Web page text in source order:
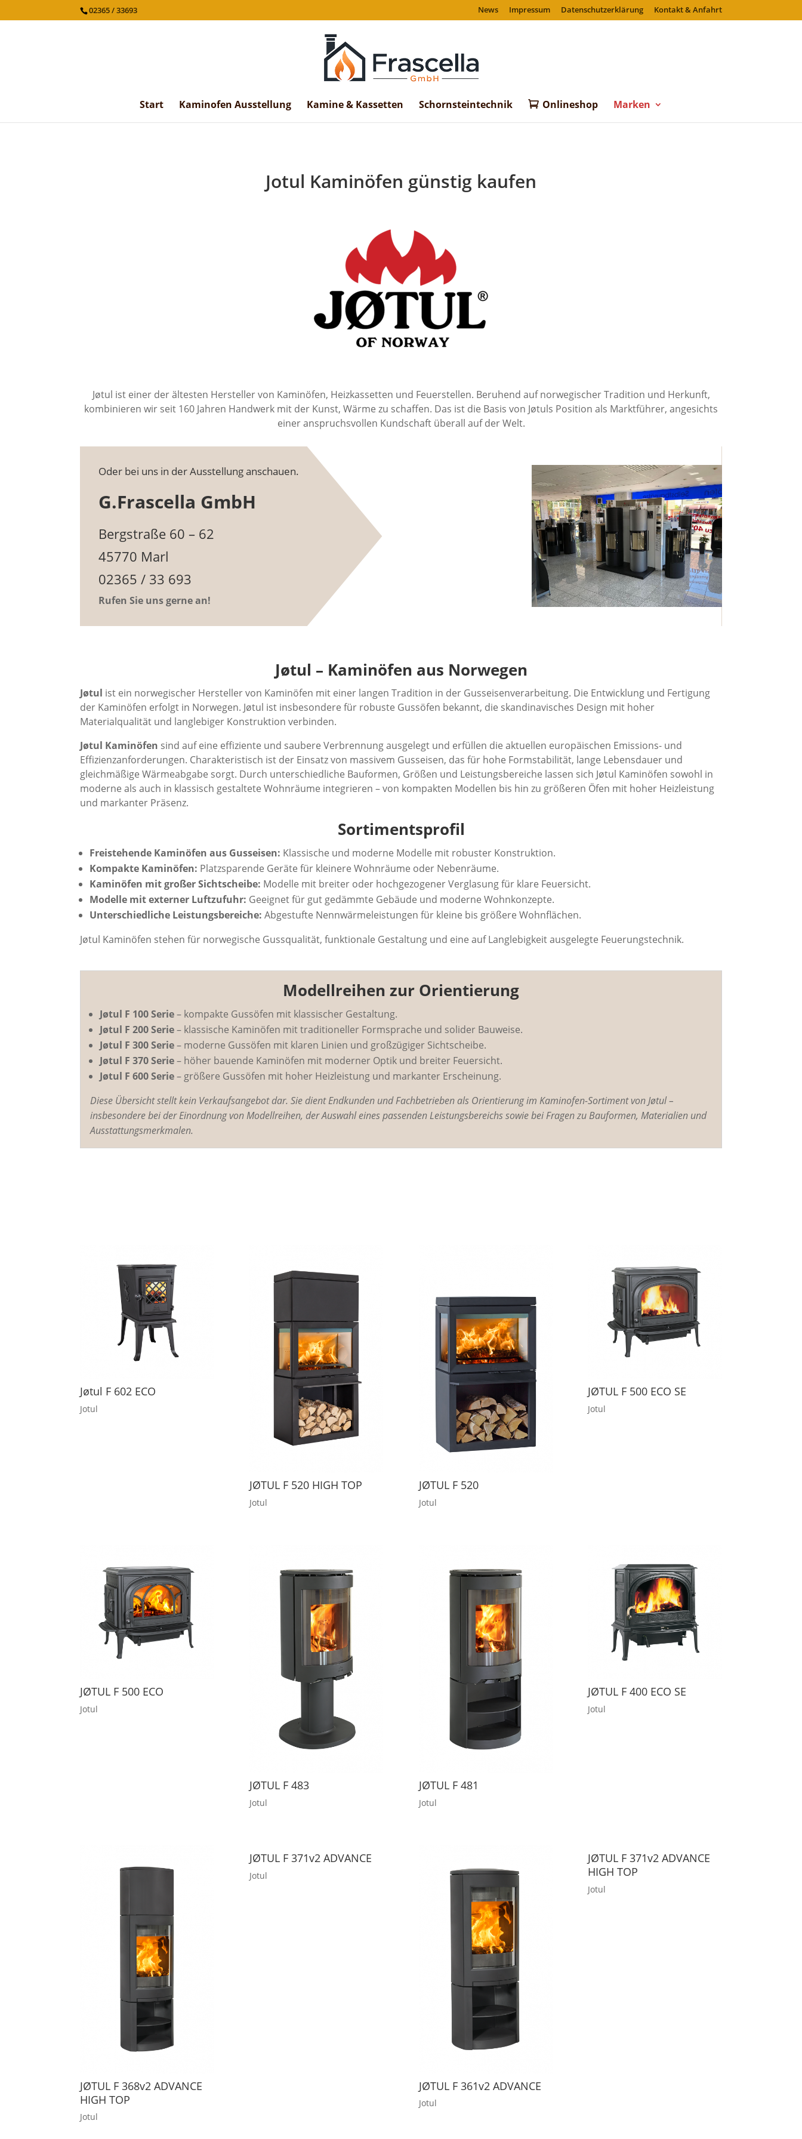
02365 / 33693 News Impressum Datenschutzerklärung Kontakt & Anfahrt
Start Kaminofen Ausstellung Kamine & Kassetten Schornsteintechnik Onlineshop Marken
Jotul Kaminöfen günstig kaufen
Jøtul ist einer der ältesten Hersteller von Kaminöfen, Heizkassetten und Feuerstellen. Beruhend auf norwegischer Tradition und Herkunft,
kombinieren wir seit 160 Jahren Handwerk mit der Kunst, Wärme zu schaffen. Das ist die Basis von Jøtuls Position als Marktführer, angesichts
einer anspruchsvollen Kundschaft überall auf der Welt.
Oder bei uns in der Ausstellung anschauen.
G.Frascella GmbH
Bergstraße 60 – 62
45770 Marl
02365 / 33 693
Rufen Sie uns gerne an!
Jøtul – Kaminöfen aus Norwegen
Jøtul ist ein norwegischer Hersteller von Kaminöfen mit einer langen Tradition in der Gusseisenverarbeitung. Die Entwicklung und Fertigung
der Kaminöfen erfolgt in Norwegen. Jøtul ist insbesondere für robuste Gussöfen bekannt, die skandinavisches Design mit hoher
Materialqualität und langlebiger Konstruktion verbinden.
Jøtul Kaminöfen sind auf eine effiziente und saubere Verbrennung ausgelegt und erfüllen die aktuellen europäischen Emissions- und
Effizienzanforderungen. Charakteristisch ist der Einsatz von massivem Gusseisen, das für hohe Formstabilität, lange Lebensdauer und
gleichmäßige Wärmeabgabe sorgt. Durch unterschiedliche Bauformen, Größen und Leistungsbereiche lassen sich Jøtul Kaminöfen sowohl in
moderne als auch in klassisch gestaltete Wohnräume integrieren – von kompakten Modellen bis hin zu größeren Öfen mit hoher Heizleistung
und markanter Präsenz.
Sortimentsprofil
Freistehende Kaminöfen aus Gusseisen: Klassische und moderne Modelle mit robuster Konstruktion.
Kompakte Kaminöfen: Platzsparende Geräte für kleinere Wohnräume oder Nebenräume.
Kaminöfen mit großer Sichtscheibe: Modelle mit breiter oder hochgezogener Verglasung für klare Feuersicht.
Modelle mit externer Luftzufuhr: Geeignet für gut gedämmte Gebäude und moderne Wohnkonzepte.
Unterschiedliche Leistungsbereiche: Abgestufte Nennwärmeleistungen für kleine bis größere Wohnflächen.
Jøtul Kaminöfen stehen für norwegische Gussqualität, funktionale Gestaltung und eine auf Langlebigkeit ausgelegte Feuerungstechnik.
Modellreihen zur Orientierung
Jøtul F 100 Serie– kompakte Gussöfen mit klassischer Gestaltung.
Jøtul F 200 Serie– klassische Kaminöfen mit traditioneller Formsprache und solider Bauweise.
Jøtul F 300 Serie– moderne Gussöfen mit klaren Linien und großzügiger Sichtscheibe.
Jøtul F 370 Serie– höher bauende Kaminöfen mit moderner Optik und breiter Feuersicht.
Jøtul F 600 Serie– größere Gussöfen mit hoher Heizleistung und markanter Erscheinung.
Diese Übersicht stellt kein Verkaufsangebot dar. Sie dient Endkunden und Fachbetrieben als Orientierung im Kaminofen-Sortiment von Jøtul –
insbesondere bei der Einordnung von Modellreihen, der Auswahl eines passenden Leistungsbereichs sowie bei Fragen zu Bauformen, Materialien und
Ausstattungsmerkmalen.
Jøtul F 602 ECO
Jotul
JØTUL F 520 HIGH TOP
Jotul
JØTUL F 520
Jotul
JØTUL F 500 ECO SE
Jotul
JØTUL F 500 ECO
Jotul
JØTUL F 483
Jotul
JØTUL F 481
Jotul
JØTUL F 400 ECO SE
Jotul
JØTUL F 368v2 ADVANCE
HIGH TOP
Jotul
JØTUL F 371v2 ADVANCE
Jotul
JØTUL F 361v2 ADVANCE
Jotul
JØTUL F 371v2 ADVANCE
HIGH TOP
Jotul